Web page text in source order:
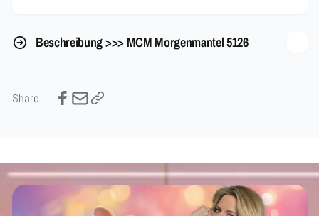
Beschreibung >>> MCM Morgenmantel 5126
Share